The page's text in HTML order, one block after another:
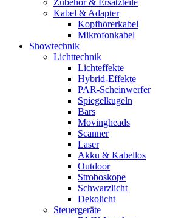
Zubehör & Ersatzteile
Kabel & Adapter
Kopfhörerkabel
Mikrofonkabel
Showtechnik
Lichttechnik
Lichteffekte
Hybrid-Effekte
PAR-Scheinwerfer
Spiegelkugeln
Bars
Movingheads
Scanner
Laser
Akku & Kabellos
Outdoor
Stroboskope
Schwarzlicht
Dekolicht
Steuergeräte